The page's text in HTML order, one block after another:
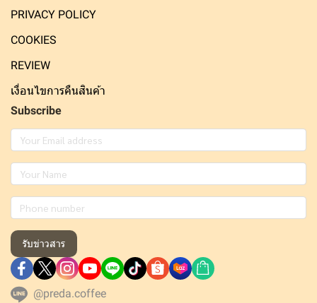
PRIVACY POLICY
COOKIES
REVIEW
เงื่อนไขการคืนสินค้า
Subscribe
รับข่าวสาร
@preda.coffee